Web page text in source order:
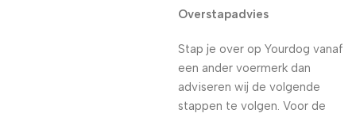
Overstapadvies
Stap je over op Yourdog vanaf
een ander voermerk dan
adviseren wij de volgende
stappen te volgen. Voor de